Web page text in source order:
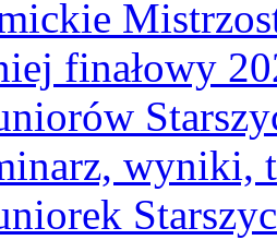
finałowy
wyniki,